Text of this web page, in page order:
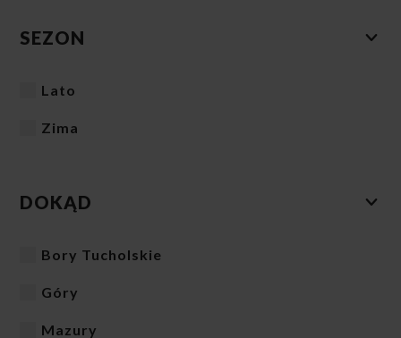
SEZON
Lato
Zima
DOKĄD
Bory Tucholskie
Góry
Mazury